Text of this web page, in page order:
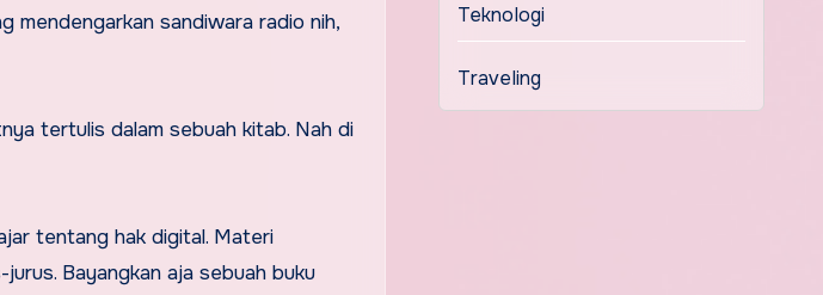
mendengarkan sandiwara radio nih,
tertulis dalam sebuah kitab. Nah di
tentang hak digital. Materi
Bayangkan aja sebuah buku
Teknologi
Traveling